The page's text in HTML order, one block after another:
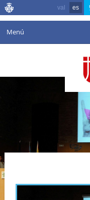
val es
Menú
Agenda
Valencia en deporte